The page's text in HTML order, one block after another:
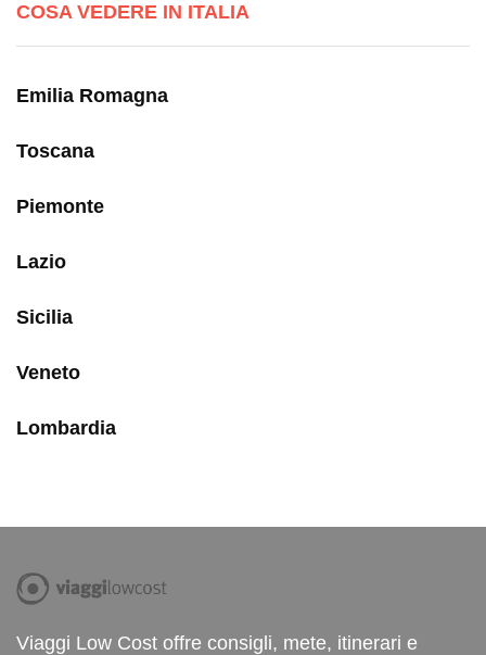
COSA VEDERE IN ITALIA
Emilia Romagna
Toscana
Piemonte
Lazio
Sicilia
Veneto
Lombardia
Viaggi Low Cost offre consigli, mete, itinerari e